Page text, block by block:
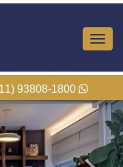
93808-1800